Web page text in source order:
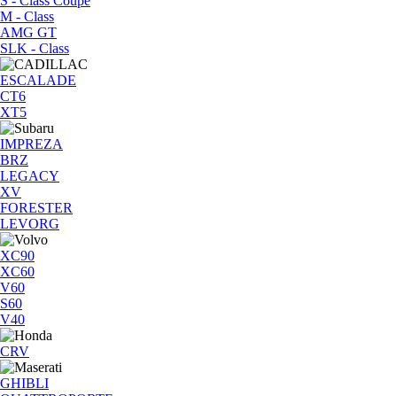
M - Class
AMG GT
SLK - Class
ESCALADE
CT6
XT5
IMPREZA
BRZ
LEGACY
XV
FORESTER
LEVORG
XC90
XC60
V60
S60
V40
CRV
GHIBLI